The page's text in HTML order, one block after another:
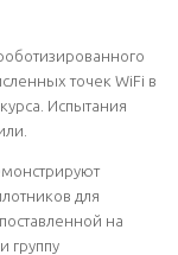
точек WiFi в
Испытания
для
на
группу